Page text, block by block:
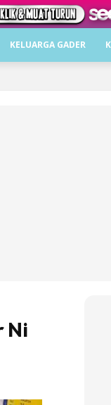
KELUARGA GADER
Ni